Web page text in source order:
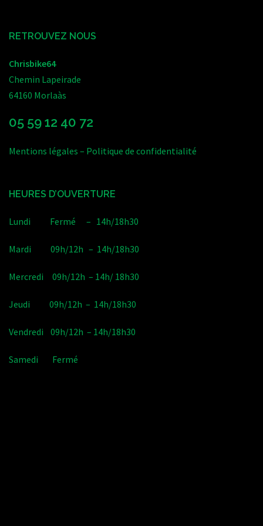
RETROUVEZ NOUS
Chrisbike64
Chemin Lapeirade
64160 Morlaàs
05 59 12 40 72
Mentions légales – Politique de confidentialité
HEURES D’OUVERTURE
Lundi Fermé – 14h/18h30
Mardi 09h/12h – 14h/18h30
Mercredi 09h/12h – 14h/ 18h30
Jeudi 09h/12h – 14h/18h30
Vendredi 09h/12h – 14h/18h30
Samedi Fermé